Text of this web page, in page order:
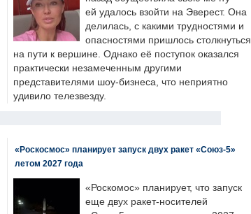
ей удалось взойти на Эверест. Она
делилась, с какими трудностями и
опасностями пришлось столкнуться
на пути к вершине. Однако её поступок оказался
практически незамеченным другими
представителями шоу-бизнеса, что неприятно
удивило телезвезду.
«Роскосмос» планирует запуск двух ракет «Союз-5»
летом 2027 года
«Роскомос» планирует, что запуск
еще двух ракет-носителей